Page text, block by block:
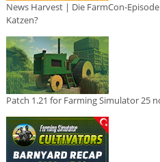
News Harvest | Die FarmCon-
Katzen?
Patch 1.21 for Farming Simulator 25